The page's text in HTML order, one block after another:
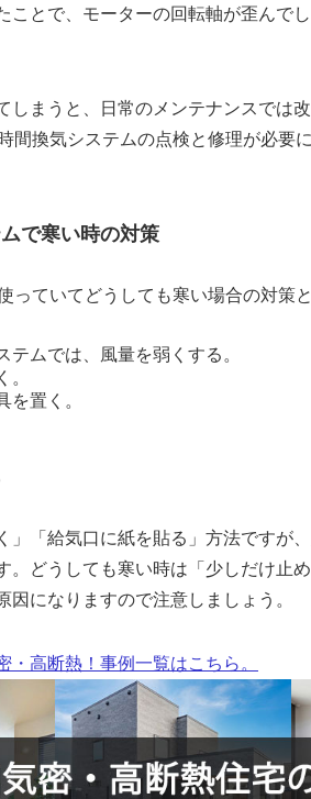
ことで、モーターの回転軸が歪んで
しまうと、日常のメンテナンスでは
間換気システムの点検と修理が必要
で寒い時の対策
っていてどうしても寒い場合の対策
テムでは、風量を弱くする。
。
を置く。
給気口に紙を貼る
方法ですが
。どうしても寒い時は
少しだけ止
因になりますので注意しましょう。
・高断熱！事例一覧はこちら。